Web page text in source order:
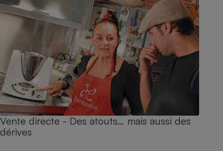
Vente directe - Des atouts… mais aussi des
dérives